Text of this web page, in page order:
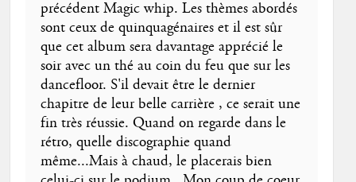
précédent Magic whip. Les thèmes abordés
sont ceux de quinquagénaires et il est sûr
que cet album sera davantage apprécié le
soir avec un thé au coin du feu que sur les
dancefloor. S'il devait être le dernier
chapitre de leur belle carrière , ce serait une
fin très réussie. Quand on regarde dans le
rétro, quelle discographie quand
même...Mais à chaud, le placerais bien